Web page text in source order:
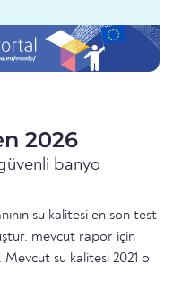
2026
banyo
su kalitesi en son test
mevcut rapor için
su kalitesi 2021 o